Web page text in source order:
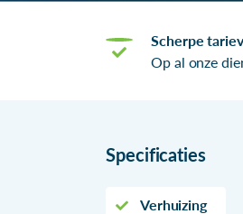
Scherpe
Op al onze
Specificaties
Verhuizing